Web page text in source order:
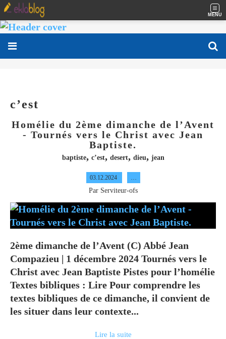
MENU
c’est
Homélie du 2ème dimanche de l’Avent
- Tournés vers le Christ avec Jean
Baptiste.
baptiste, c’est, desert, dieu, jean
03.12.2024 …
Par Serviteur-ofs
2ème dimanche de l’Avent (C) Abbé Jean
Compazieu | 1 décembre 2024 Tournés vers le
Christ avec Jean Baptiste Pistes pour l’homélie
Textes bibliques : Lire Pour comprendre les
textes bibliques de ce dimanche, il convient de
les situer dans leur contexte...
Lire la suite